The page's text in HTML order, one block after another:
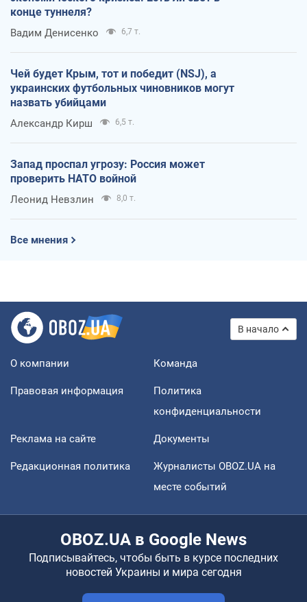
конце туннеля?
Вадим Денисенко 6,7 т.
Чей будет Крым, тот и победит (NSJ), а
украинских футбольных чиновников могут
назвать убийцами
Александр Кирш 6,5 т.
Запад проспал угрозу: Россия может
проверить НАТО войной
Леонид Невзлин 8,0 т.
Все мнения
В начало
О компании Команда
Правовая информация
Политика
конфиденциальности
Реклама на сайте Документы
Редакционная политика
Журналисты OBOZ.UA на
месте событий
OBOZ.UA в Google News
Подписывайтесь, чтобы быть в курсе последних
новостей Украины и мира сегодня